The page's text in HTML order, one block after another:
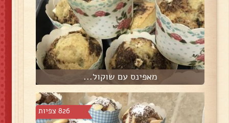
מאפינס עם שוקול...
826 צפיות